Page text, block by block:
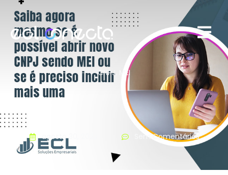
CNPJ MEI
agosto 30, 2022 Sem Comentários